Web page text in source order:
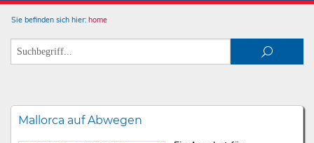
Sie befinden sich hier: home
Mallorca auf Abwegen